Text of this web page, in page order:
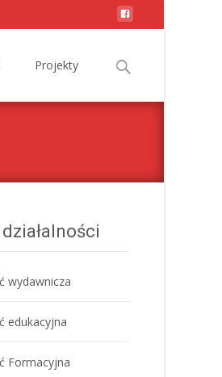
Projekty
Search
wydawnicza
edukacyjna
Formacyjna